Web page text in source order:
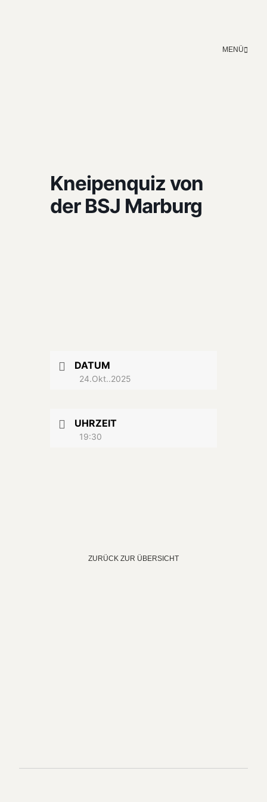
MENÜ
Kneipenquiz von
der BSJ Marburg
DATUM
24.Okt..2025
UHRZEIT
19:30
ZURÜCK ZUR ÜBERSICHT